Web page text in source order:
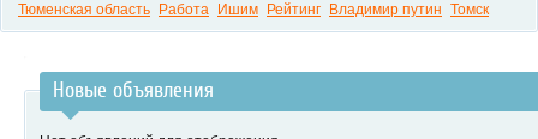
Тюменская область
Работа Ишим Рейтинг Владимир путин Томск
Новые объявления